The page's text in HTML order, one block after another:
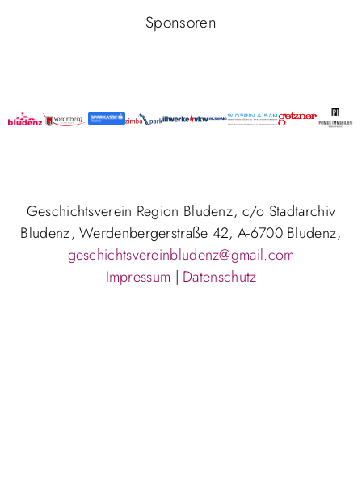
Sponsoren
Geschichtsverein Region Bludenz, c/o Stadtarchiv
Bludenz, Werdenbergerstraße 42, A-6700 Bludenz,
geschichtsvereinbludenz@gmail.com
Impressum | Datenschutz